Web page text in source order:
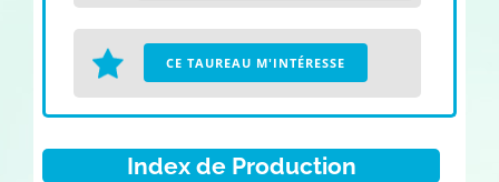
CE TAUREAU M'INTÉRESSE
Index de Production